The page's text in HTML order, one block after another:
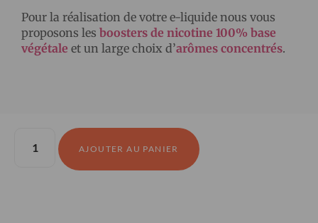
Pour la réalisation de votre e-liquide nous vous
proposons les boosters de nicotine 100% base
végétale et un large choix d’arômes concentrés.
AJOUTER AU PANIER